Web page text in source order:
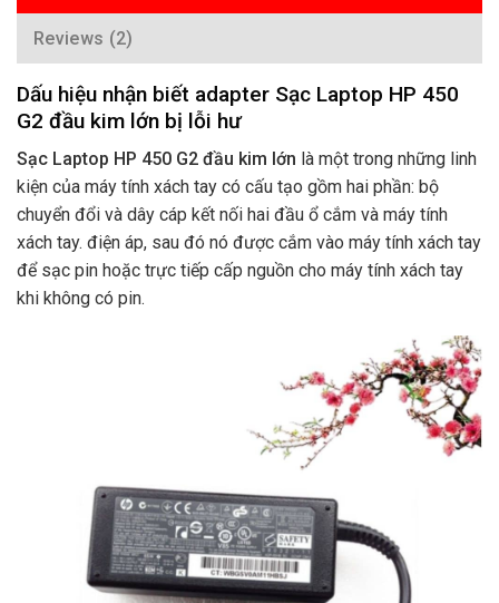
Reviews (2)
Dấu hiệu nhận biết adapter Sạc Laptop HP 450
G2 đầu kim lớn bị lỗi hư
Sạc Laptop HP 450 G2 đầu kim lớn là một trong những linh
kiện của máy tính xách tay có cấu tạo gồm hai phần: bộ
chuyển đổi và dây cáp kết nối hai đầu ổ cắm và máy tính
xách tay. điện áp, sau đó nó được cắm vào máy tính xách tay
để sạc pin hoặc trực tiếp cấp nguồn cho máy tính xách tay
khi không có pin.